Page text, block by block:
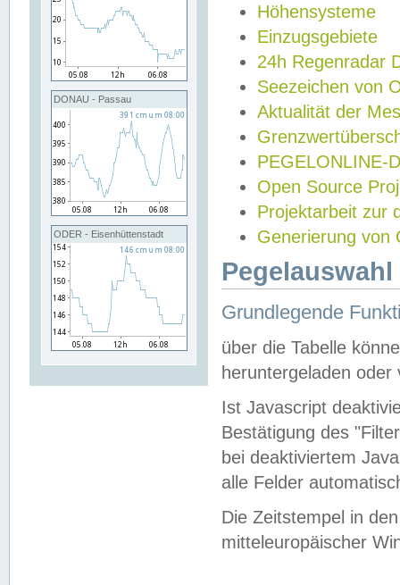
DONAU - Passau
ODER - Eisenhüttenstadt
Höhensysteme
Einzugsgebiete
24h Regenradar
Seezeichen von
Aktualität der
PEGELONLINE-
Open Source
Projektarbeit zur
Generierung von
Grundlegende
über die Tabelle
heruntergeladen oder
Ist Javascript
Bestätigung des
bei deaktiviertem
alle Felder
Die Zeitstempel in
mitteleuropäischer